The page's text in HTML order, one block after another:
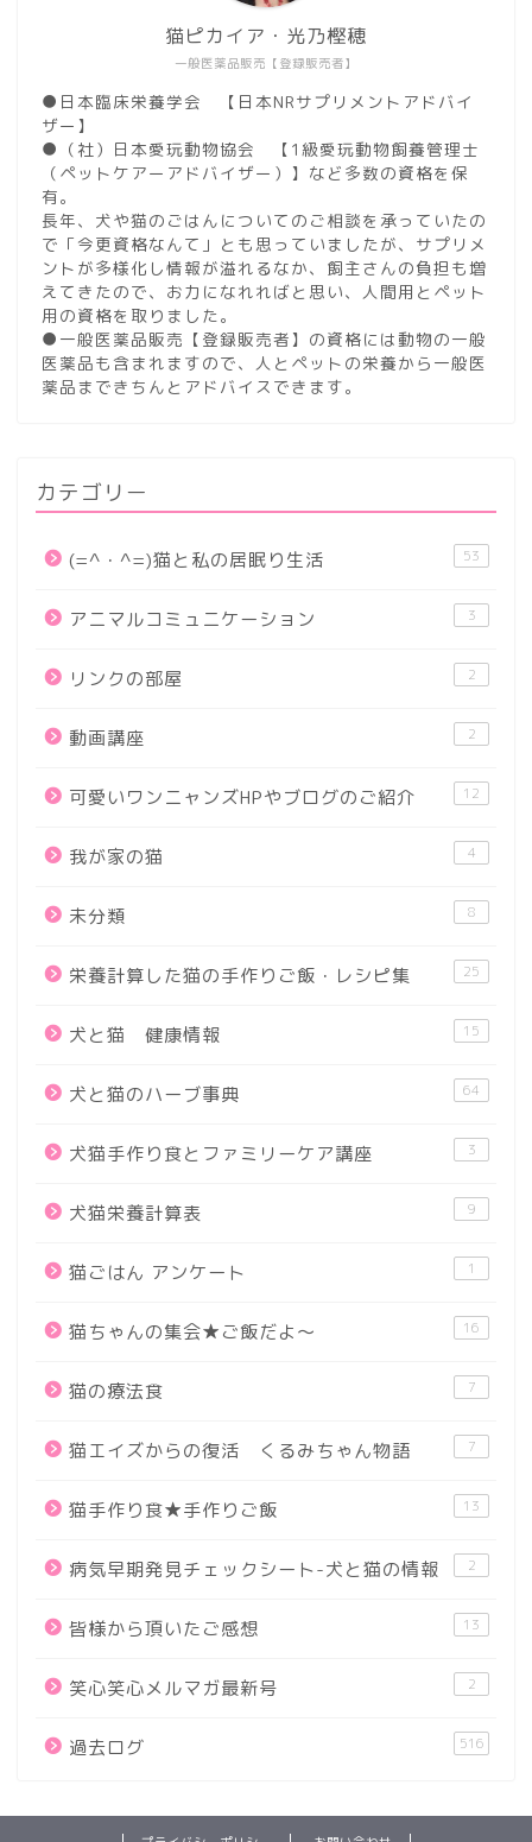
一般医薬品販売【登録販売者】
猫ピカイア・光乃樫穂
●日本臨床栄養学会 【日本NRサプリメントアドバイ
ザー】
●（社）日本愛玩動物協会 【1級愛玩動物飼養管理士
（ペットケアーアドバイザー）】など多数の資格を保
有。
長年、犬や猫のごはんについてのご相談を承っていたの
で「今更資格なんて」とも思っていましたが、サプリメ
ントが多様化し情報が溢れるなか、飼主さんの負担も増
えてきたので、お力になれればと思い、人間用とペット
用の資格を取りました。
●一般医薬品販売【登録販売者】の資格には動物の一般
医薬品も含まれますので、人とペットの栄養から一般医
薬品まできちんとアドバイスできます。
カテゴリー
(=^・^=)猫と私の居眠り生活 53
アニマルコミュニケーション 3
リンクの部屋 2
動画講座 2
可愛いワンニャンズHPやブログのご紹介 12
我が家の猫 4
未分類 8
栄養計算した猫の手作りご飯・レシピ集 25
犬と猫 健康情報 15
犬と猫のハーブ事典 64
犬猫手作り食とファミリーケア講座 3
犬猫栄養計算表 9
猫ごはん アンケート 1
猫ちゃんの集会★ご飯だよ～ 16
猫の療法食 7
猫エイズからの復活 くるみちゃん物語 7
猫手作り食★手作りご飯 13
病気早期発見チェックシート-犬と猫の情報 2
皆様から頂いたご感想 13
笑心笑心メルマガ最新号 2
過去ログ 516